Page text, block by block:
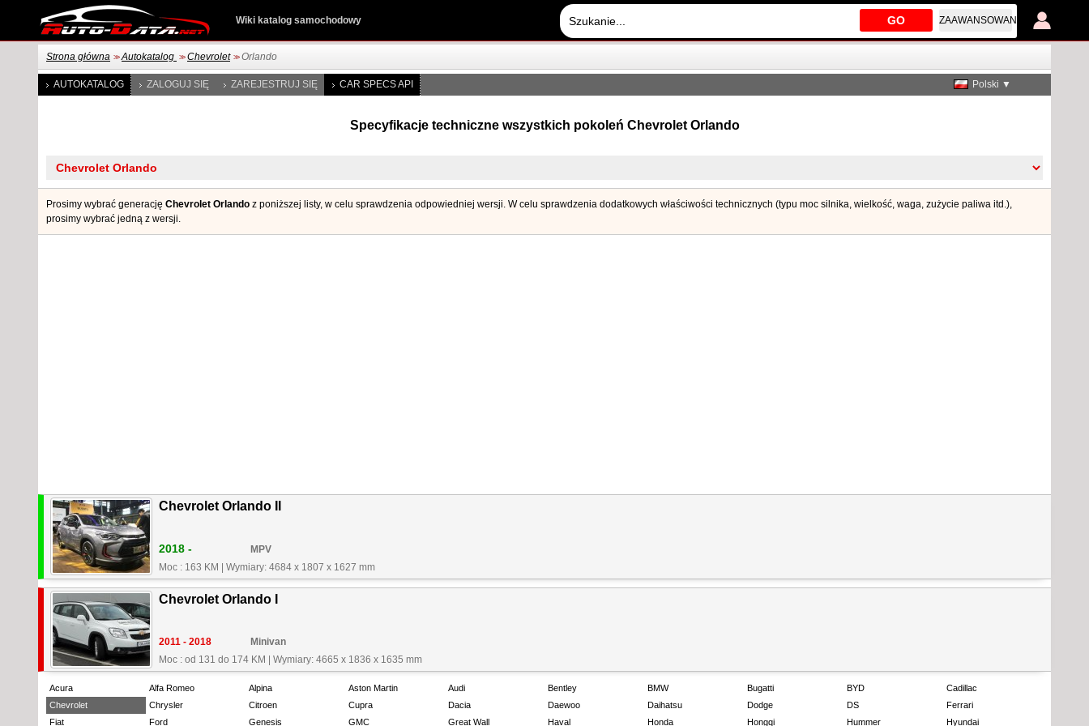
GO ZAAWANSOWANE
Wiki katalog samochodowy
Strona główna >> Autokatalog >> Chevrolet >> Orlando
AUTOKATALOG ZALOGUJ SIĘ ZAREJESTRUJ SIĘ CAR SPECS API Polski ▼
Specyfikacje techniczne wszystkich pokoleń Chevrolet Orlando
Prosimy wybrać generację Chevrolet Orlando z poniższej listy, w celu sprawdzenia odpowiedniej wersji. W celu sprawdzenia dodatkowych właściwości technicznych (typu moc silnika, wielkość, waga, zużycie paliwa itd.),
prosimy wybrać jedną z wersji.
Chevrolet Orlando II
2018 -
MPV
Moc : 163 KM
Wymiary: 4684 x 1807 x 1627 mm
Chevrolet Orlando I
2011 - 2018
Minivan
Moc : od 131 do 174 KM
Wymiary: 4665 x 1836 x 1635 mm
Acura Alfa Romeo Alpina Aston Martin Audi Bentley BMW Bugatti BYD
Cadillac
Chevrolet
Chrysler Citroen Cupra Dacia Daewoo Daihatsu Dodge DS
Ferrari
Fiat
Ford Genesis GMC Great Wall Haval Honda Hongqi Hummer Hyundai